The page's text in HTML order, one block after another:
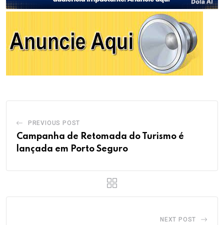
PREVIOUS POST
Campanha de Retomada do Turismo é
lançada em Porto Seguro
NEXT POST